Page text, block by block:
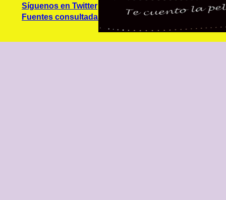
Síguenos en Twitter
Fuentes consultadas